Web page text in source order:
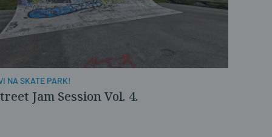
NA SKATE PARK!
Jam Session Vol. 4.